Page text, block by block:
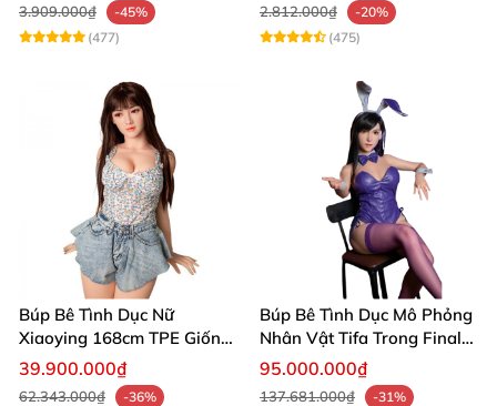
3.909.000₫
-45%
(477)
2.812.000₫
-20%
(475)
Búp Bê Tình Dục Nữ
Xiaoying 168cm TPE Giống
Thật 3 Lỗ Đảm Bảo
39.900.000₫
62.343.000₫
-36%
Búp Bê Tình Dục Mô Phỏng
Nhân Vật Tifa Trong Final
Fantasy VII - 167cm cao
cấp giống thật
95.000.000₫
137.681.000₫
-31%